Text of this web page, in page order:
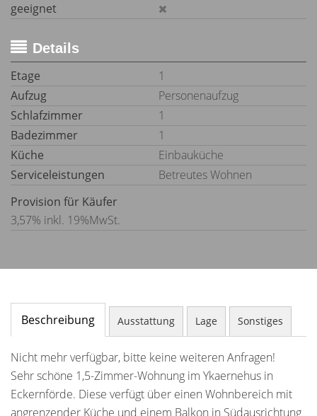
geeignet
Details
Etage
1
Aufzug
Personenaufzug
Schlafzimmer
1
Badezimmer
1
Küche
Einbauküche
Serviceleistungen
Betreutes Wohnen
Provision für Käufer
3,57% inkl. 19%MwSt.
Beschreibung Ausstattung Lage Sonstiges
Nicht mehr verfügbar, bitte keine weiteren Anfragen!
Sehr schöne 1,5-Zimmer-Wohnung im Ykaernehus in
Eckernförde. Diese verfügt über einen Wohnbereich mit
angrenzender Küche und einem Balkon in Südausrichtung